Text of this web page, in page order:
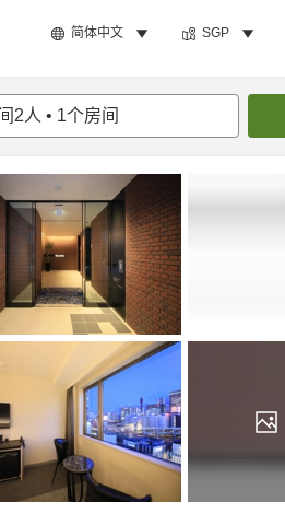
简体中文 SGP
2人 • 1个房间